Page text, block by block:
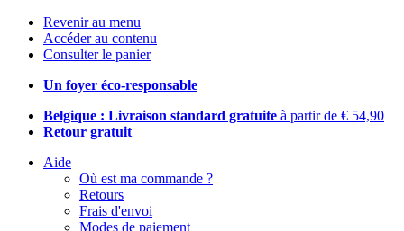
Revenir au menu
Accéder au contenu
Consulter le panier
Un foyer éco-responsable
Belgique : Livraison standard gratuite à partir de € 54,90
Retour gratuit
Aide
Où est ma commande ?
Retours
Frais d'envoi
Modes de paiement